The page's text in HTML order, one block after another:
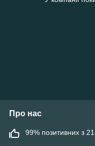
Про нас
99% позитивних з